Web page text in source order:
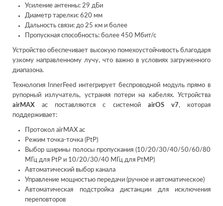
Усиление антенны: 29 дБи
Диаметр тарелки: 620 мм
Дальность связи: до 25 км и более
Пропускная способность: более 450 Мбит/с
Устройство обеспечивает высокую помехоустойчивость благодаря
узкому направленному лучу, что важно в условиях загруженного
диапазона.
Технология InnerFeed интегрирует беспроводной модуль прямо в
рупорный излучатель, устраняя потери на кабелях. Устройства
airMAX ac поставляются с системой airOS v7, которая
поддерживает:
Протокол airMAX ac
Режим точка-точка (PtP)
Выбор ширины полосы пропускания (10/20/30/40/50/60/80
МГц для PtP и 10/20/30/40 МГц для PtMP)
Автоматический выбор канала
Управление мощностью передачи (ручное и автоматическое)
Автоматическая подстройка дистанции для исключения
переповторов